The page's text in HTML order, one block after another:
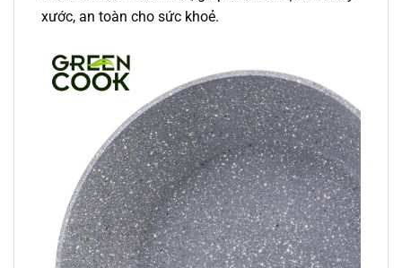
xước, an toàn cho sức khoẻ.